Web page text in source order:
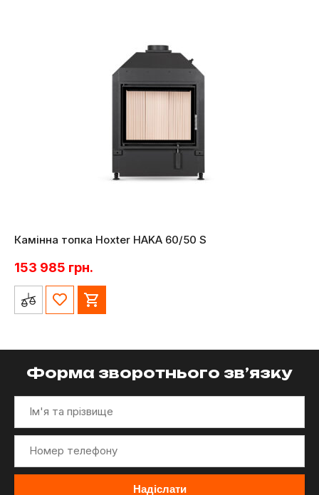
Камінна топка Hoxter HAKA 60/50 S
153 985 грн.
Форма зворотнього зв’язку